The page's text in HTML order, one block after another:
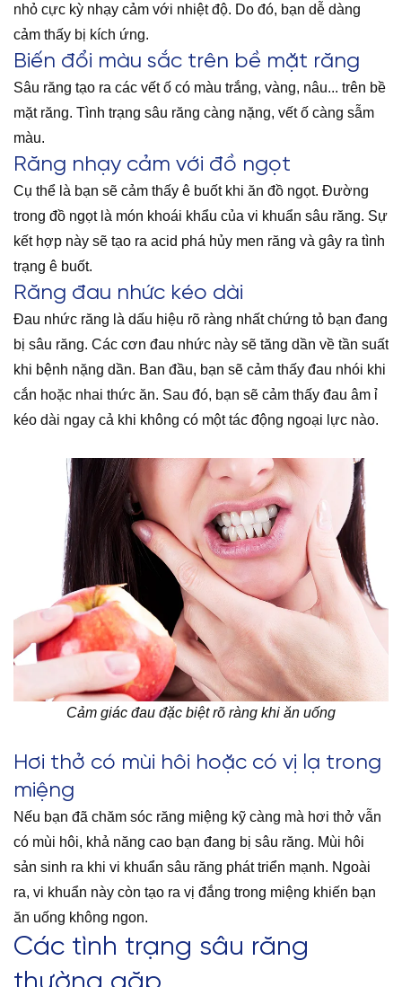
nhỏ cực kỳ nhạy cảm với nhiệt độ. Do đó, bạn dễ dàng
cảm thấy bị kích ứng.
Biến đổi màu sắc trên bề mặt răng
Sâu răng tạo ra các vết ố có màu trắng, vàng, nâu... trên bề
mặt răng. Tình trạng sâu răng càng nặng, vết ố càng sẫm
màu.
Răng nhạy cảm với đồ ngọt
Cụ thể là bạn sẽ cảm thấy ê buốt khi ăn đồ ngọt. Đường
trong đồ ngọt là món khoái khẩu của vi khuẩn sâu răng. Sự
kết hợp này sẽ tạo ra acid phá hủy men răng và gây ra tình
trạng ê buốt.
Răng đau nhức kéo dài
Đau nhức răng là dấu hiệu rõ ràng nhất chứng tỏ bạn đang
bị sâu răng. Các cơn đau nhức này sẽ tăng dần về tần suất
khi bệnh nặng dần. Ban đầu, bạn sẽ cảm thấy đau nhói khi
cắn hoặc nhai thức ăn. Sau đó, bạn sẽ cảm thấy đau âm ỉ
kéo dài ngay cả khi không có một tác động ngoại lực nào.
Cảm giác đau đặc biệt rõ ràng khi ăn uống
Hơi thở có mùi hôi hoặc có vị lạ trong
miệng
Nếu bạn đã chăm sóc răng miệng kỹ càng mà hơi thở vẫn
có mùi hôi, khả năng cao bạn đang bị sâu răng. Mùi hôi
sản sinh ra khi vi khuẩn sâu răng phát triển mạnh. Ngoài
ra, vi khuẩn này còn tạo ra vị đắng trong miệng khiến bạn
ăn uống không ngon.
Các tình trạng sâu răng